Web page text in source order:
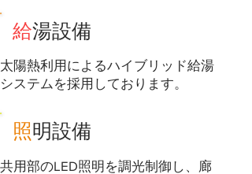
給湯設備
太陽熱利用によるハイブリッド給湯
システムを採用しております。
照明設備
共用部のLED照明を調光制御し、廊